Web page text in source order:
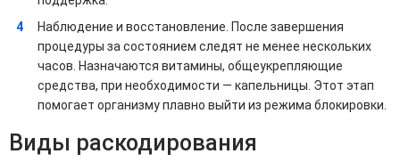
Наблюдение и восстановление. После завершения
процедуры за состоянием следят не менее нескольких
часов. Назначаются витамины, общеукрепляющие
средства, при необходимости — капельницы. Этот этап
помогает организму плавно выйти из режима блокировки.
Виды раскодирования